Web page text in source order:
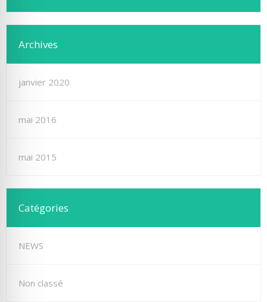
Archives
janvier 2020
mai 2016
mai 2015
Catégories
NEWS
Non classé